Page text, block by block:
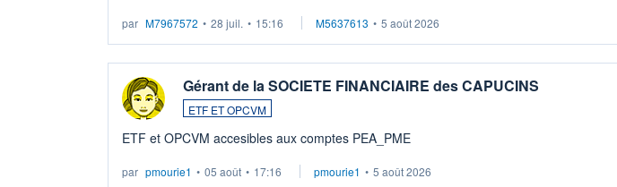
par M7967572 • 28 juil. • 15:16 M5637613 • 5 août 2026
Gérant de la SOCIETE FINANCIAIRE des CAPUCINS
ETF ET OPCVM
ETF et OPCVM accesibles aux comptes PEA_PME
par pmourie1 • 05 août • 17:16 pmourie1 • 5 août 2026